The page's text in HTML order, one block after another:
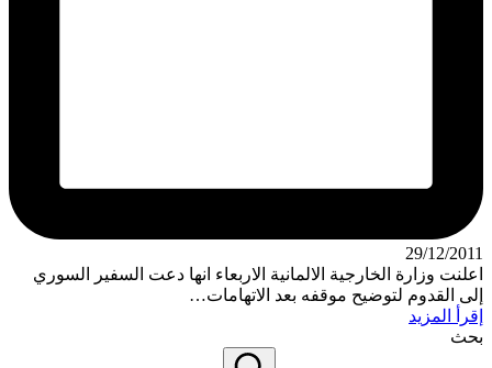
29/12/2011
اعلنت وزارة الخارجية الالمانية الاربعاء انها دعت السفير السوري
إلى القدوم لتوضيح موقفه بعد الاتهامات…
إقرأ المزيد
بحث